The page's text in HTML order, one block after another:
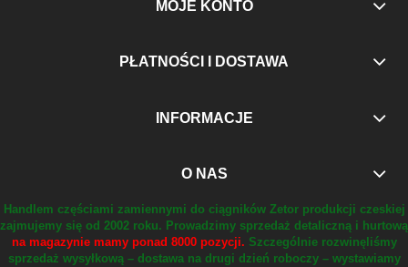
MOJE KONTO
PŁATNOŚCI I DOSTAWA
INFORMACJE
O NAS
Handlem częściami zamiennymi do ciągników Zetor produkcji czeskiej
zajmujemy się od 2002 roku. Prowadzimy sprzedaż detaliczną i hurtową
na magazynie mamy ponad 8000 pozycji. Szczególnie rozwinęliśmy
sprzedaż wysyłkową – dostawa na drugi dzień roboczy – wystawiamy